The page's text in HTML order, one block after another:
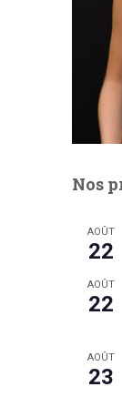
Nos
AOÛT
22
AOÛT
22
AOÛT
23